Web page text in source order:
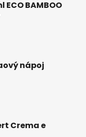
ECO BAMBOO
nápoj
Crema e